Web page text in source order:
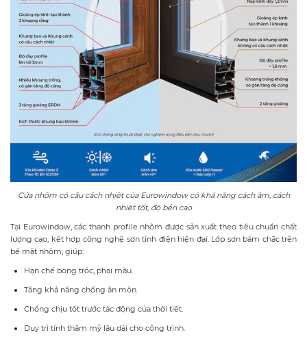
Cửa nhôm có cầu cách nhiệt của Eurowindow có khả năng cách âm, cách
nhiệt tốt, độ bền cao
Tại Eurowindow, các thanh profile nhôm được sản xuất theo tiêu chuẩn chất
lượng cao, kết hợp công nghệ sơn tĩnh điện hiện đại. Lớp sơn bám chắc trên
bề mặt nhôm, giúp:
Hạn chế bong tróc, phai màu.
Tăng khả năng chống ăn mòn.
Chống chịu tốt trước tác động của thời tiết.
Duy trì tính thẩm mỹ lâu dài cho công trình.